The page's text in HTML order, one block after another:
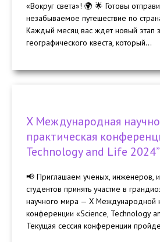
«Вокруг света»! 🌍 🌟 Готовы
незабываемое путешествие по
Каждый месяц вас ждет новый этап
географического квеста, который...
X Международная
практическая
Technology and Life 2024”
📢 Приглашаем ученых, инженеров,
студентов принять участие в
научного мира — X Международной
конференции «Science, Technology
Текущая сессия конференции